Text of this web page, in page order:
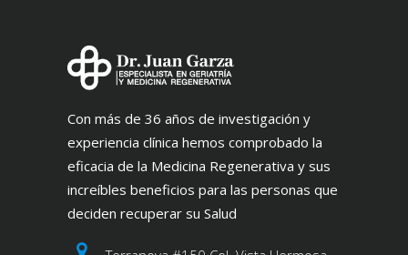
Con más de 36 años de investigación y
experiencia clínica hemos comprobado la
eficacia de la Medicina Regenerativa y sus
increíbles beneficios para las personas que
deciden recuperar su Salud